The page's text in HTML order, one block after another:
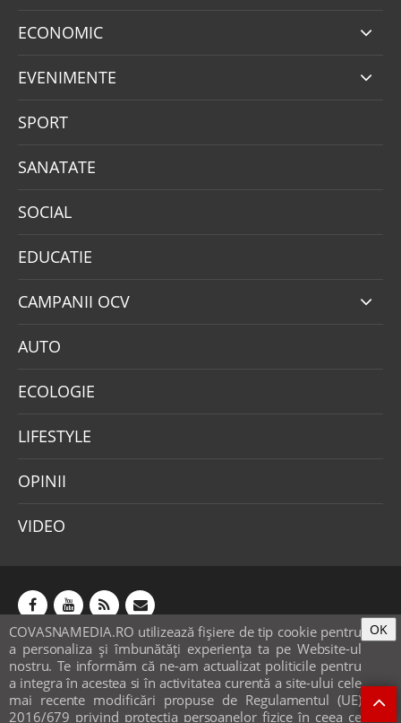
ECONOMIC
EVENIMENTE
SPORT
SANATATE
SOCIAL
EDUCATIE
CAMPANII OCV
AUTO
ECOLOGIE
LIFESTYLE
OPINII
VIDEO
COVASNAMEDIA.RO utilizează fişiere de tip cookie pentru
a personaliza și îmbunătăți experiența ta pe Website-ul
nostru. Te informăm că ne-am actualizat politicile pentru
a integra în acestea si în activitatea curentă a site-ului cele
mai recente modificări propuse de Regulamentul (UE)
2016/679 privind protecția persoanelor fizice în ceea ce
OK
Abonamente Publicitate
Mica publicitate
Contact
Sondaje
POLITICA COOKIE-URI & GDPR
© covasnamedia.ro. Website bysofthost.